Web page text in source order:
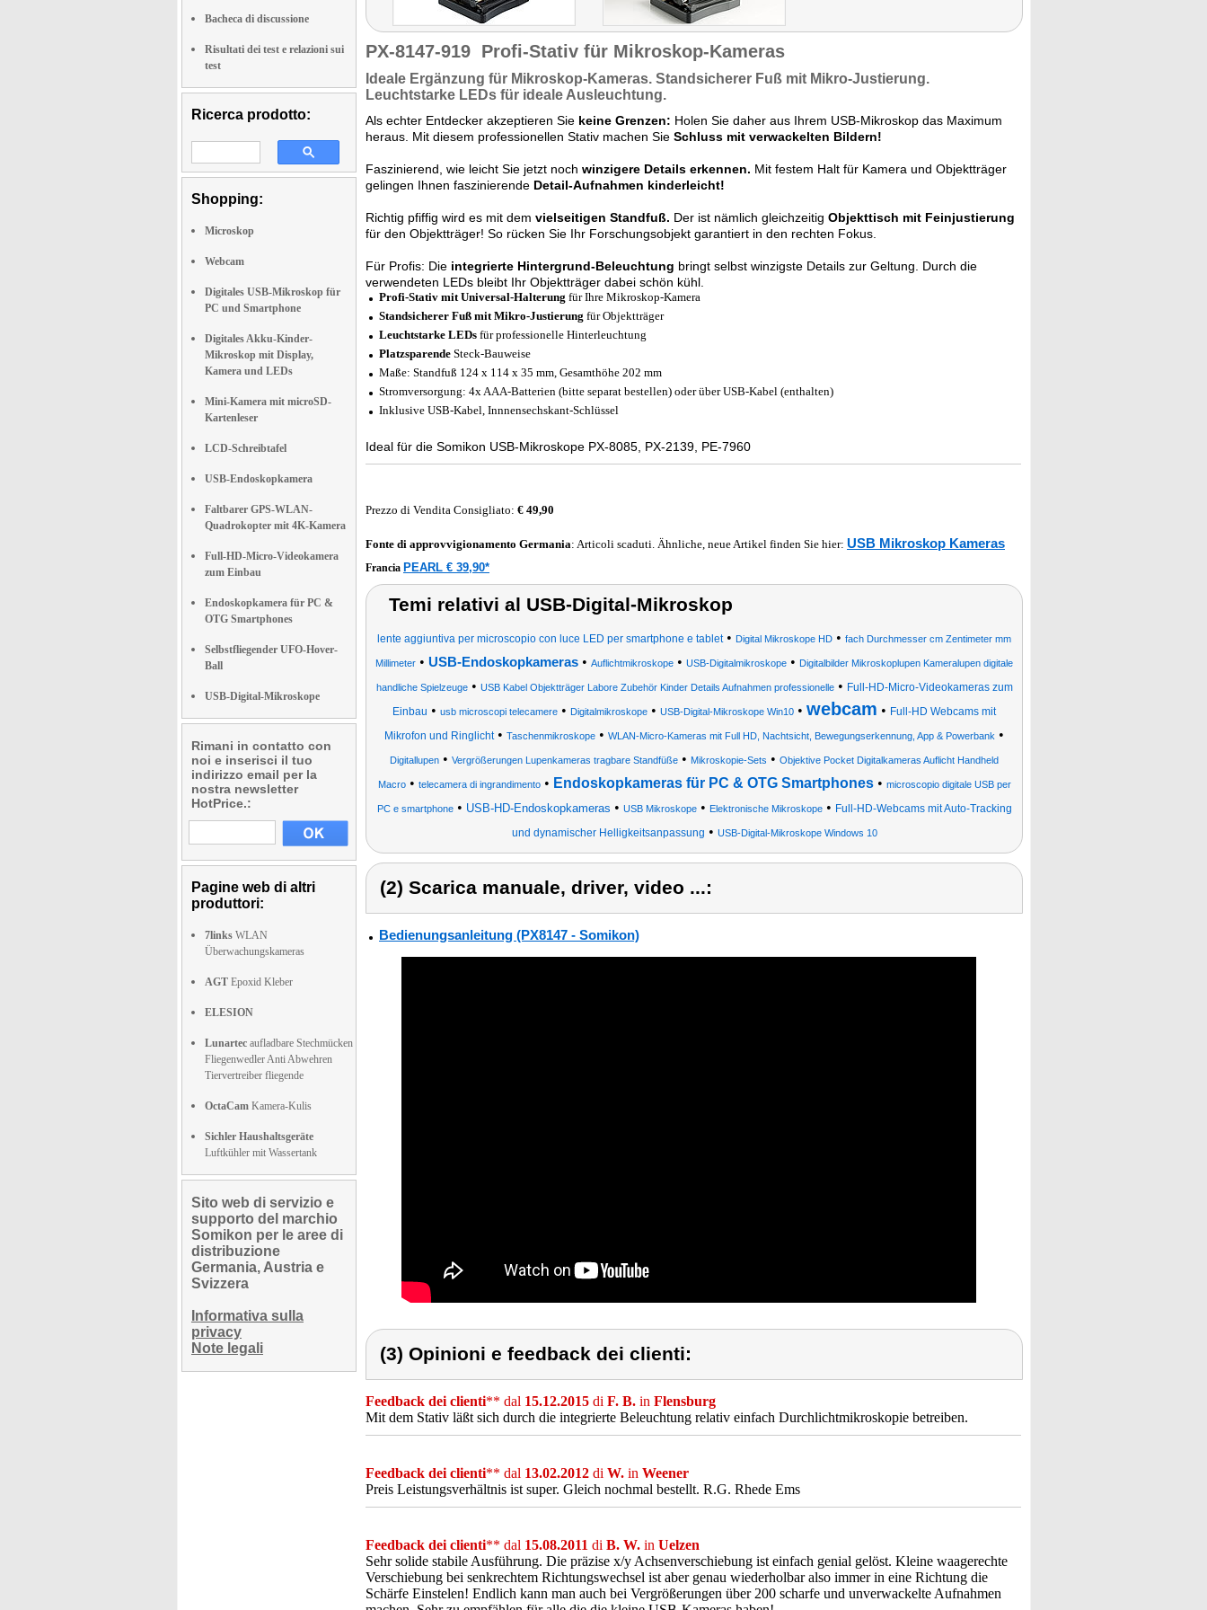
Bacheca di discussione
Risultati dei test e relazioni sui
test
Ricerca prodotto:
Shopping:
Microskop
Webcam
Digitales USB-Mikroskop für
PC und Smartphone
Digitales Akku-Kinder-
Mikroskop mit Display,
Kamera und LEDs
Mini-Kamera mit microSD-
Kartenleser
LCD-Schreibtafel
USB-Endoskopkamera
Faltbarer GPS-WLAN-
Quadrokopter mit 4K-Kamera
Full-HD-Micro-Videokamera
zum Einbau
Endoskopkamera für PC &
OTG Smartphones
Selbstfliegender UFO-Hover-
Ball
USB-Digital-Mikroskope
Rimani in contatto con
noi e inserisci il tuo
indirizzo email per la
nostra newsletter
HotPrice.:
Pagine web di altri
produttori:
7links WLAN
Überwachungskameras
AGT Epoxid Kleber
ELESION
Lunartec aufladbare Stechmücken
Fliegenwedler Anti Abwehren
Tiervertreiber fliegende
OctaCam Kamera-Kulis
Sichler Haushaltsgeräte
Luftkühler mit Wassertank
Sito web di servizio e
supporto del marchio
Somikon per le aree di
distribuzione
Germania, Austria e
Svizzera
Informativa sulla
privacy
Note legali
PX-8147-919 Profi-Stativ für Mikroskop-Kameras
Ideale Ergänzung für Mikroskop-Kameras. Standsicherer Fuß mit Mikro-Justierung.
Leuchtstarke LEDs für ideale Ausleuchtung.
Als echter Entdecker akzeptieren Sie keine Grenzen: Holen Sie daher aus Ihrem USB-Mikroskop das Maximum
heraus. Mit diesem professionellen Stativ machen Sie Schluss mit verwackelten Bildern!
Faszinierend, wie leicht Sie jetzt noch winzigere Details erkennen. Mit festem Halt für Kamera und Objektträger
gelingen Ihnen faszinierende Detail-Aufnahmen kinderleicht!
Richtig pfiffig wird es mit dem vielseitigen Standfuß. Der ist nämlich gleichzeitig Objekttisch mit Feinjustierung
für den Objektträger! So rücken Sie Ihr Forschungsobjekt garantiert in den rechten Fokus.
Für Profis: Die integrierte Hintergrund-Beleuchtung bringt selbst winzigste Details zur Geltung. Durch die
verwendeten LEDs bleibt Ihr Objektträger dabei schön kühl.
Profi-Stativ mit Universal-Halterung für Ihre Mikroskop-Kamera
Standsicherer Fuß mit Mikro-Justierung für Objektträger
Leuchtstarke LEDs für professionelle Hinterleuchtung
Platzsparende Steck-Bauweise
Maße: Standfuß 124 x 114 x 35 mm, Gesamthöhe 202 mm
Stromversorgung: 4x AAA-Batterien (bitte separat bestellen) oder über USB-Kabel (enthalten)
Inklusive USB-Kabel, Innnensechskant-Schlüssel
Ideal für die Somikon USB-Mikroskope PX-8085, PX-2139, PE-7960
Prezzo di Vendita Consigliato: € 49,90
Fonte di approvvigionamento Germania: Articoli scaduti. Ähnliche, neue Artikel finden Sie hier: USB Mikroskop Kameras
Francia PEARL € 39,90*
Temi relativi al USB-Digital-Mikroskop
lente aggiuntiva per microscopio con luce LED per smartphone e tablet• Digital Mikroskope HD • fach Durchmesser cm Zentimeter mm
Millimeter • USB-Endoskopkameras • Auflichtmikroskope • USB-Digitalmikroskope • Digitalbilder Mikroskoplupen Kameralupen digitale
handliche Spielzeuge• USB Kabel Objektträger Labore Zubehör Kinder Details Aufnahmen professionelle• Full-HD-Micro-Videokameras zum
Einbau • usb microscopi telecamere • Digitalmikroskope • USB-Digital-Mikroskope Win10 • webcam • Full-HD Webcams mit
Mikrofon und Ringlicht• Taschenmikroskope • WLAN-Micro-Kameras mit Full HD, Nachtsicht, Bewegungserkennung, App & Powerbank •
Digitallupen • Vergrößerungen Lupenkameras tragbare Standfüße • Mikroskopie-Sets • Objektive Pocket Digitalkameras Auflicht Handheld
Macro• telecamera di ingrandimento• Endoskopkameras für PC & OTG Smartphones• microscopio digitale USB per
PC e smartphone• USB-HD-Endoskopkameras • USB Mikroskope• Elektronische Mikroskope• Full-HD-Webcams mit Auto-Tracking
und dynamischer Helligkeitsanpassung • USB-Digital-Mikroskope Windows 10
(2) Scarica manuale, driver, video ...:
Bedienungsanleitung (PX8147 - Somikon)
(3) Opinioni e feedback dei clienti:
Feedback dei clienti** dal 15.12.2015 di F. B. in Flensburg
Mit dem Stativ läßt sich durch die integrierte Beleuchtung relativ einfach Durchlichtmikroskopie betreiben.
Feedback dei clienti** dal 13.02.2012 di W. in Weener
Preis Leistungsverhältnis ist super. Gleich nochmal bestellt. R.G. Rhede Ems
Feedback dei clienti** dal 15.08.2011 di B. W. in Uelzen
Sehr solide stabile Ausführung. Die präzise x/y Achsenverschiebung ist einfach genial gelöst. Kleine waagerechte
Verschiebung bei senkrechtem Richtungswechsel ist aber genau wiederholbar also immer in eine Richtung die
Schärfe Einstelen! Endlich kann man auch bei Vergrößerungen über 200 scharfe und unverwackelte Aufnahmen